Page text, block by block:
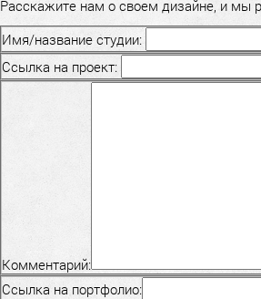
Расскажите нам о своем дизайне, и мы
Имя/название студии:
Ссылка на проект:
Комментарий:
Ссылка на портфолио: